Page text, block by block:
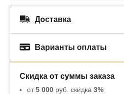
Доставка
Варианты оплаты
Скидка от суммы заказа
от5 000 руб. скидка 3%